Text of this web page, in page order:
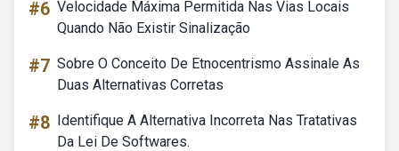
#6 Velocidade Máxima Permitida Nas Vias Locais
Quando Não Existir Sinalização
#7 Sobre O Conceito De Etnocentrismo Assinale As
Duas Alternativas Corretas
#8 Identifique A Alternativa Incorreta Nas Tratativas
Da Lei De Softwares.